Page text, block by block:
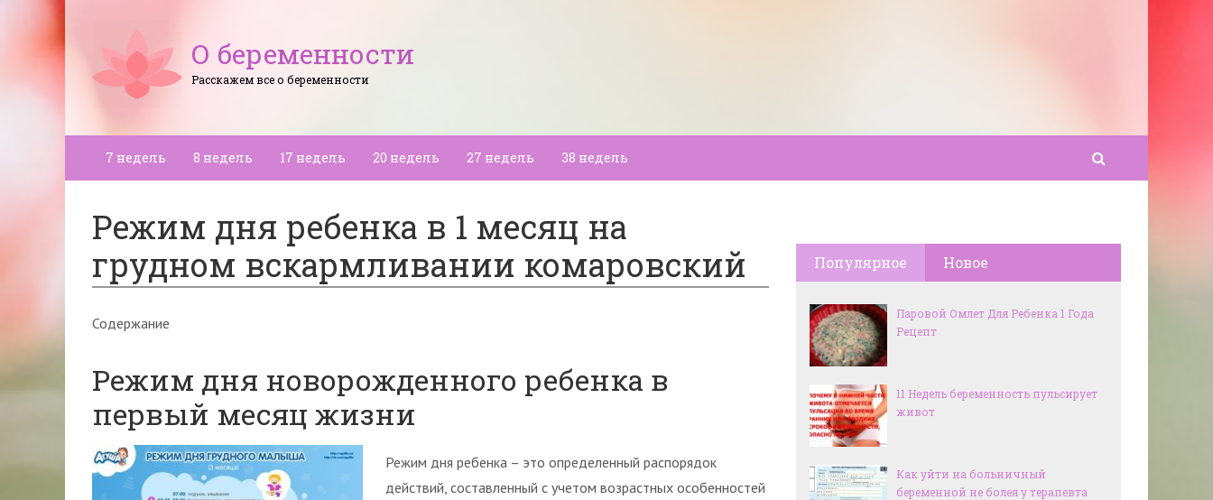
О беременности
Расскажем все о беременности
7 недель 8 недель 17 недель 20 недель 27 недель 38 недель
Режим дня ребенка в 1 месяц на
грудном вскармливании комаровский
Содержание
Режим дня новорожденного ребенка в
первый месяц жизни
Режим дня ребенка – это определенный распорядок
действий, составленный с учетом возрастных особенностей
Популярное Новое
Паровой Омлет Для Ребенка 1 Года
Рецепт
11 Недель беременность пульсирует
живот
Как уйти на больничный
беременной не болея у терапевта